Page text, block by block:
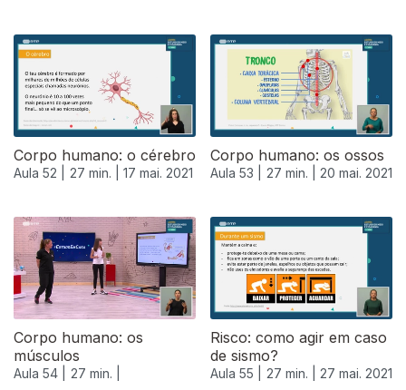
Corpo humano: o cérebro
Aula 52 | 27 min. | 17 mai. 2021
Corpo humano: os ossos
Aula 53 | 27 min. | 20 mai. 2021
Corpo humano: os
músculos
Aula 54 |
27 min. |
Risco: como agir em caso
de sismo?
Aula 55 | 27 min. | 27 mai. 2021